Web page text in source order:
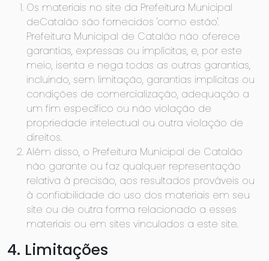
Os materiais no site da Prefeitura Municipal
deCatalão são fornecidos 'como estão'.
Prefeitura Municipal de Catalão não oferece
garantias, expressas ou implícitas, e, por este
meio, isenta e nega todas as outras garantias,
incluindo, sem limitação, garantias implícitas ou
condições de comercialização, adequação a
um fim específico ou não violação de
propriedade intelectual ou outra violação de
direitos.
Além disso, o Prefeitura Municipal de Catalão
não garante ou faz qualquer representação
relativa à precisão, aos resultados prováveis ​​ou
à confiabilidade do uso dos materiais em seu
site ou de outra forma relacionado a esses
materiais ou em sites vinculados a este site.
4. Limitações